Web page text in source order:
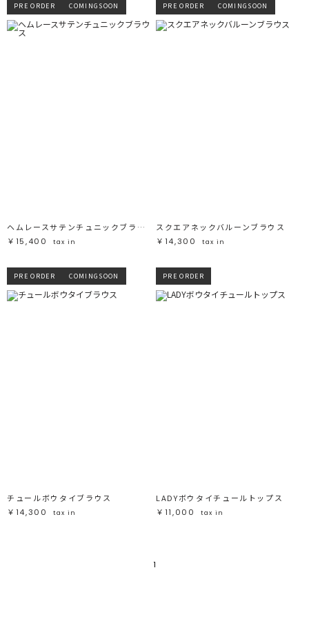
PRE ORDER COMINGSOON
ヘムレースサテンチュニックブラウス
￥15,400
tax in
PRE ORDER COMINGSOON
スクエアネックバルーンブラウス
￥14,300
tax in
PRE ORDER COMINGSOON
チュールボウタイブラウス
￥14,300
tax in
PRE ORDER
LADYボウタイチュールトップス
￥11,000
tax in
1